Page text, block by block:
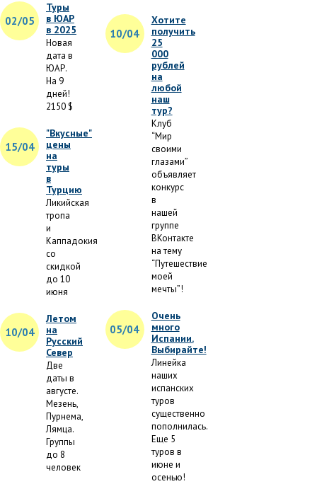
02/05
Туры
в ЮАР
в 2025
Новая
дата в
ЮАР.
На 9
дней!
2150 $
15/04
"Вкусные"
цены
на
туры
в
Турцию
Ликийская
тропа
и
Каппадокия
со
скидкой
до 10
июня
10/04
Летом
на
Русский
Север
Две
даты в
августе.
Мезень,
Пурнема,
Лямца.
Группы
до 8
человек
10/04
Хотите
получить
25
000
рублей
на
любой
наш
тур?
Клуб
“Мир
своими
глазами”
объявляет
конкурс
в
нашей
группе
ВКонтакте
на тему
“Путешествие
моей
мечты”!
05/04
Очень
много
Испании.
Выбирайте!
Линейка
наших
испанских
туров
существенно
пополнилась.
Еще 5
туров в
июне и
осенью!